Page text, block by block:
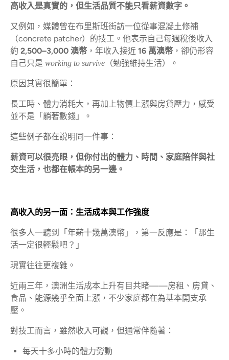
高收入是真實的，但生活品質不能只看薪資數字。
又例如，媒體曾在布里斯班街訪一位從事混凝土修補
（concrete patcher）的技工。他表示自己每週稅後收入
約 2,500–3,000 澳幣 ，年收入接近 16 萬澳幣 ，卻仍形容
自己只是 working to survive （勉強維持生活）。
原因其實很簡單：
長工時、體力消耗大，再加上物價上漲與房貸壓力，感受
並不是「躺著數錢」。
這些例子都在說明同一件事：
薪資可以很亮眼，但你付出的體力、時間、家庭陪伴與社
交生活，也都在帳本的另一邊。
高收入的另一面：生活成本與工作強度
很多人一聽到「年薪十幾萬澳幣」，第一反應是：「那生
活一定很輕鬆吧？」
現實往往更複雜。
近兩三年，澳洲生活成本上升有目共睹——房租、房貸、
食品、能源幾乎全面上漲，不少家庭都在為基本開支承
壓。
對技工而言，雖然收入可觀，但通常伴隨著：
每天十多小時的體力勞動